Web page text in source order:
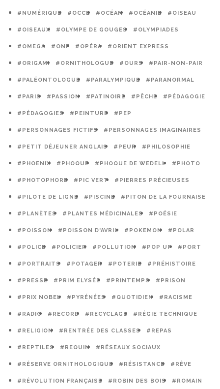
#NUMÉRIQUE #OCCE #OCÉAN #OCÉANIE #OISEAU
#OISEAUX #OLYMPE DE GOUGES #OLYMPIADES
#OMEGA #ONF #OPÉRA #ORIENT EXPRESS
#ORIGAMI #ORNITHOLOGUE #OURS #PAIR-NON-PAIR
#PALÉONTOLOGUE #PARALYMPIQUE #PARANORMAL
#PARIS #PASSION #PATINOIRE #PÊCHE #PÉDAGOGIE
#PÉDAGOGIES #PEINTURE #PEP
#PERSONNAGES FICTIFS #PERSONNAGES IMAGINAIRES
#PETIT DÉJEUNER ANGLAIS #PEUR #PHILOSOPHIE
#PHOENIX #PHOQUE #PHOQUE DE WEDELL #PHOTO
#PHOTOPHORE #PIC VERT #PIERRES PRÉCIEUSES
#PILOTE DE LIGNE #PISCINE #PITON DE LA FOURNAISE
#PLANÈTES #PLANTES MÉDICINALES #POÉSIE
#POISSON #POISSON D'AVRIL #POKEMON #POLAR
#POLICE #POLICIER #POLLUTION #POP UP #PORT
#PORTRAITS #POTAGER #POTERIE #PRÉHISTOIRE
#PRESSE #PRIM ELYSÉE #PRINTEMPS #PRISON
#PRIX NOBEL #PYRÉNÉES #QUOTIDIEN #RACISME
#RADIO #RECORD #RECYCLAGE #RÉGIE TECHNIQUE
#RELIGION #RENTRÉE DES CLASSES #REPAS
#REPTILES #REQUIN #RÉSEAUX SOCIAUX
#RÉSERVE ORNITHOLOGIQUE #RÉSISTANCE #RÊVE
#RÉVOLUTION FRANÇAISE #ROBIN DES BOIS #ROMAIN